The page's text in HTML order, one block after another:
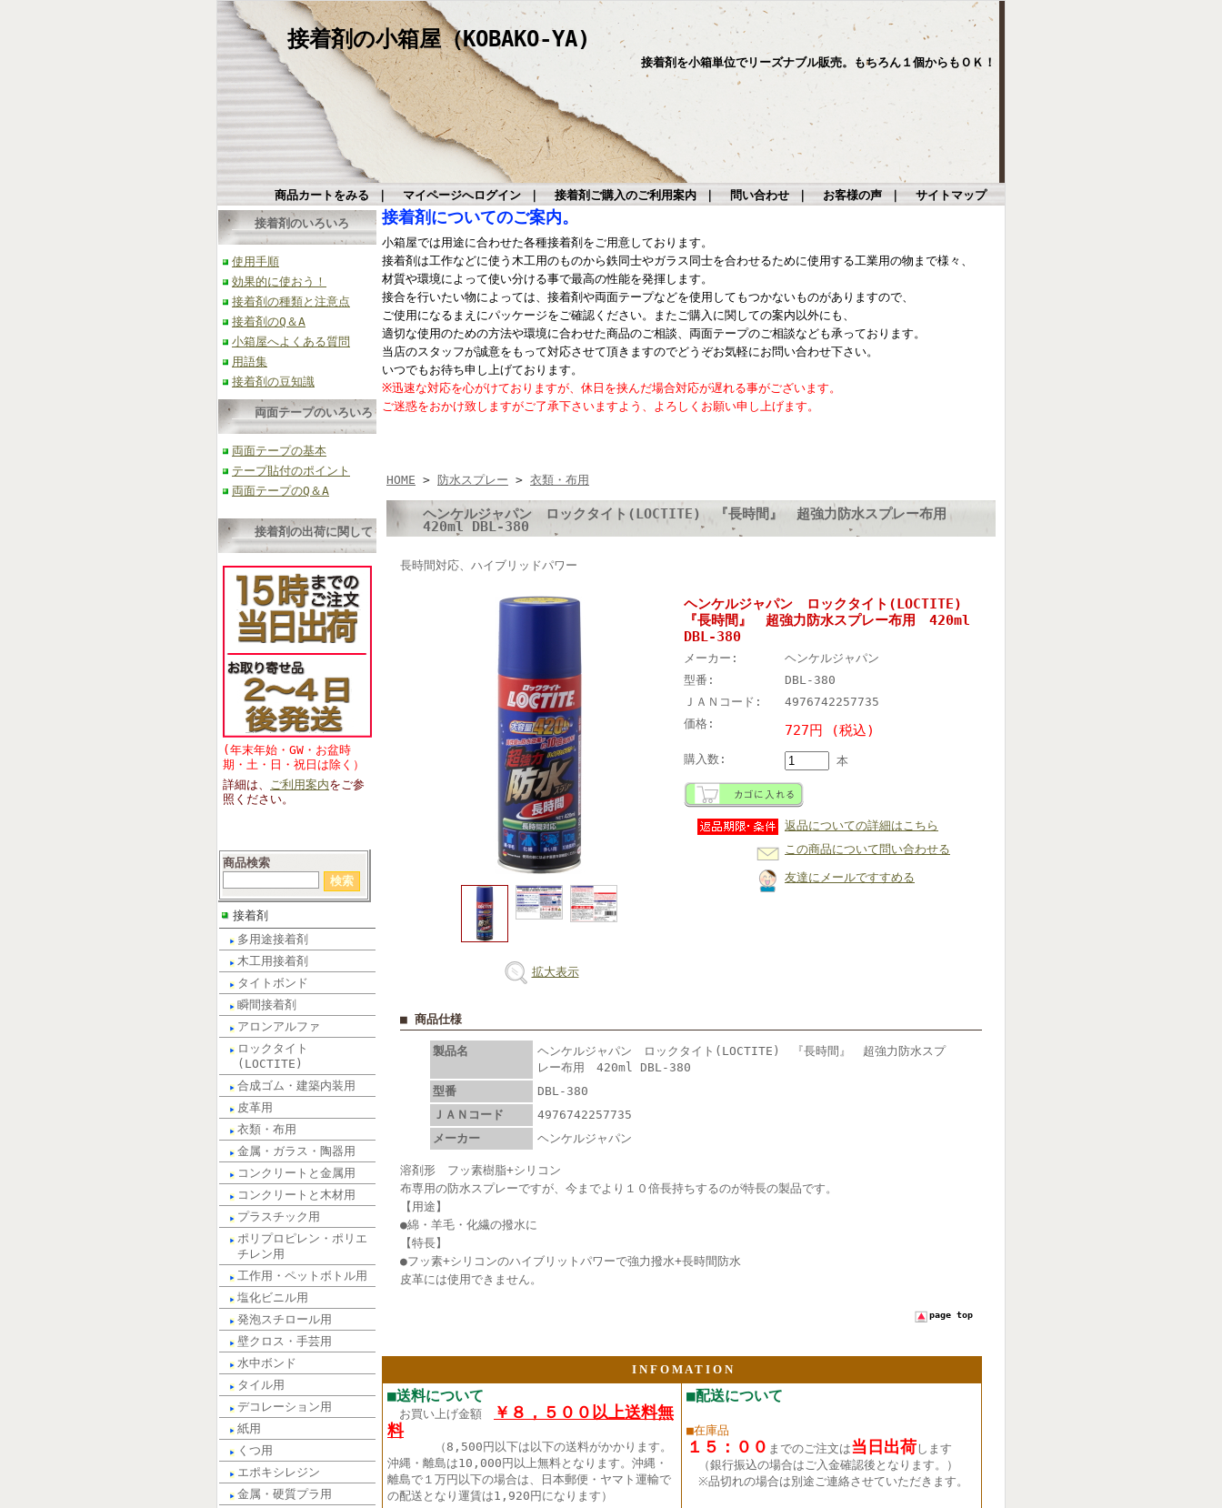
接着剤の小箱屋（KOBAKO-YA)
接着剤を小箱単位でリーズナブル販売。もちろん１個からもＯＫ！
商品カートをみる｜ マイページへログイン｜ 接着剤ご購入のご利用案内｜ 問い合わせ｜ お客様の声｜ サイトマップ
接着剤のいろいろ
使用手順
効果的に使おう！
接着剤の種類と注意点
接着剤のQ＆A
小箱屋へよくある質問
用語集
接着剤の豆知識
両面テープのいろいろ
両面テープの基本
テープ貼付のポイント
両面テープのQ＆A
接着剤の出荷に関して
(年末年始・GW・お盆時
期・土・日・祝日は除く）
詳細は、 ご利用案内をご参
照くださ い。
商品検索
接着剤
多用途接着剤
木工用接着剤
タイトボンド
瞬間接着剤
アロンアルファ
ロックタイト
(LOCTITE)
合成ゴム・建築内装用
皮革用
衣類・布用
金属・ガラス・陶器用
コンクリートと金属用
コンクリートと木材用
プラスチック用
ポリプロピレン・ポリエ
チレン用
工作用・ペットボトル用
塩化ビニル用
発泡スチロール用
壁クロス・手芸用
水中ボンド
タイル用
デコレーション用
紙用
くつ用
エポキシレジン
金属・硬質プラ用
接着剤についてのご案内。
小箱屋では用途に合わせた各種接着剤をご用意しております。
接着剤は工作などに使う木工用のものから鉄同士やガラス同士を合わせるために使用する工業用の物まで様々、
材質や環境によって使い分ける事で最高の性能を発揮します。
接合を行いたい物によっては、接着剤や両面テープなどを使用してもつかないものがありますので、
ご使用になるまえにパッケージをご確認ください。またご購入に関しての案内以外にも、
適切な使用のための方法や環境に合わせた商品のご相談、両面テープのご相談なども承っております。
当店のスタッフが誠意をもって対応させて頂きますのでどうぞお気軽にお問い合わせ下さい。
いつでもお待ち申し上げております。
※迅速な対応を心がけておりますが、休日を挟んだ場合対応が遅れる事がございます。
ご迷惑をおかけ致しますがご了承下さいますよう、よろしくお願い申し上げます。
HOME > 防水スプレー > 衣類・布用
ヘンケルジャパン ロックタイト(LOCTITE) 『長時間』 超強力防水スプレー布用
420ml DBL-380
長時間対応、ハイブリッドパワー
拡大表示
ヘンケルジャパン ロックタイト(LOCTITE)
『長時間』 超強力防水スプレー布用 420ml
DBL-380
メーカー:
ヘンケルジャパン
型番:
DBL-380
ＪＡＮコード:
4976742257735
価格:
727円 (税込)
購入数: 本
返品についての詳細はこちら
この商品について問い合わせる
友達にメールですすめる
■ 商品仕様
製品名
ヘンケルジャパン ロックタイト(LOCTITE) 『長時間』 超強力防水スプ
レー布用 420ml DBL-380
型番
DBL-380
ＪＡＮコード
4976742257735
メーカー
ヘンケルジャパン
溶剤形 フッ素樹脂+シリコン
布専用の防水スプレーですが、今までより１０倍長持ちするのが特長の製品です。
【用途】
●綿・羊毛・化繊の撥水に
【特長】
●フッ素+シリコンのハイブリットパワーで強力撥水+長時間防水
皮革には使用できません。
page top
I N F O M A T I O N
■送料について
お買い上げ金額
￥８，５００以上送料無
料
（8,500円以下は以下の送料がかかります。
沖縄・離島は10,000円以上無料となります。沖縄・
離島で１万円以下の場合は、日本郵便・ヤマト運輸で
の配送となり運賃は1,920円になります）
■配送について
■在庫品
１５：００ までのご注文は当日出荷 します
（銀行振込の場合はご入金確認後となります。）
※品切れの場合は別途ご連絡させていただきます。